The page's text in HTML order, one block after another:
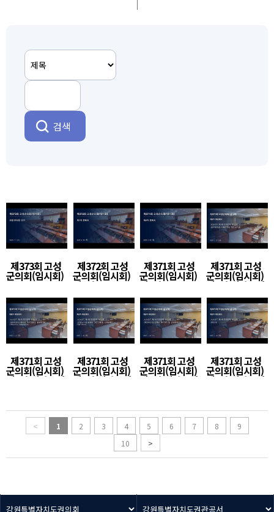
제373회 고성
군의회(임시회)
제372회 고성
군의회(임시회)
제1차 본회의
제371회 고성
군의회(임시회)
제2차 본회의
제371회 고성
군의회(임시회)
제5차 예결특위
(2)
제371회 고성
군의회(임시회)
제5차 예결특위
제371회 고성
군의회(임시회)
제4차 예결특위
제371회 고성
군의회(임시회)
제3차 예결특위
제371회 고성
군의회(임시회)
제2차 예결특위
< 1 2 3 4 5 6 7 8
9
10
>